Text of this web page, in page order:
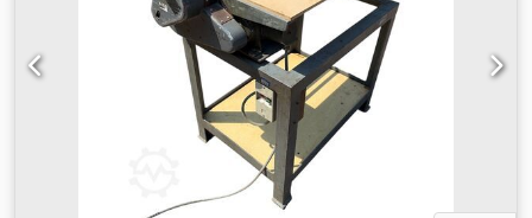
neumáticos: 600/65R25 + 650/75R38 - 520/70R34 Dkodoynq
Dbjpfx Aqvor Porcentaje de banda de rodadura restante:
60% 90% - 40% Caja de herramientas: ? Sistema hidráulico:
? Fabricante de cisterna: Samson Capacidad de la cisterna:
8000 L Bomba de alta presión: 2 x HPP Caudal de alta
presión: 122 l/min - 130 bar Bomba de vacío: Samson